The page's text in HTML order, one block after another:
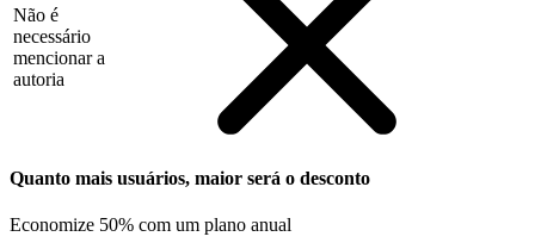
Não é
necessário
mencionar a
autoria
Quanto mais usuários, maior será o desconto
Economize 50% com um plano anual